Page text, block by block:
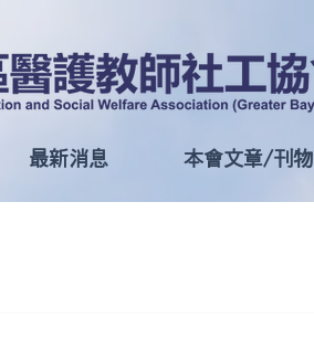
最新消息 本會文章/刊物